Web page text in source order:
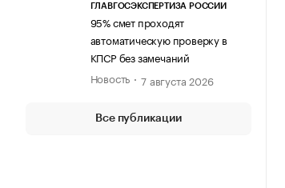
ГЛАВГОСЭКСПЕРТИЗА РОССИИ
95% смет проходят
автоматическую проверку в
КПСР без замечаний
Новость
7 августа 2026
Все публикации